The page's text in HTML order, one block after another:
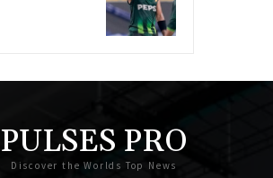
PULSES PRO
Discover the Worlds Top News